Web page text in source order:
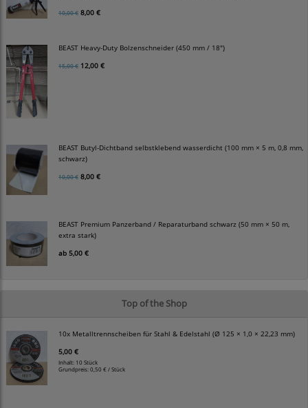
10,00 € 8,00 €
BEAST Heavy-Duty Bolzenschneider (450 mm / 18")
15,00 € 12,00 €
BEAST Butyl-Dichtband selbstklebend wasserdicht (100 mm × 5 m, 0,8 mm,
schwarz)
10,00 € 8,00 €
BEAST Premium Panzerband / Reparaturband schwarz (50 mm × 50 m,
extra stark)
ab 5,00 €
Top of the Shop
10x Metalltrennscheiben für Stahl & Edelstahl (Ø 125 × 1,0 × 22,23 mm)
5,00 €
Inhalt: 10 Stück
Grundpreis:0,50 € / Stück